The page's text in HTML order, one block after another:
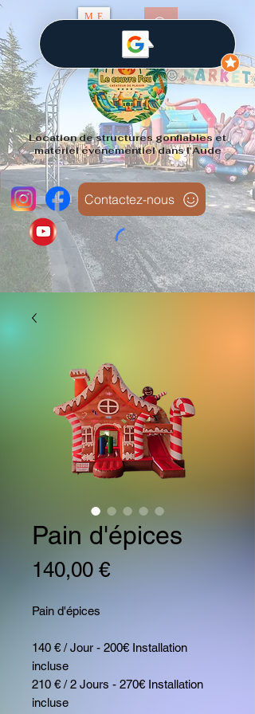
ME
Location de structures gonflables et
matériel événementiel dans l'Aude
Contactez-nous
Pain d'épices
140,00 €Prix
Pain d'épices
140 € / Jour - 200€ Installation
incluse
210 € / 2 Jours - 270€ Installation
incluse